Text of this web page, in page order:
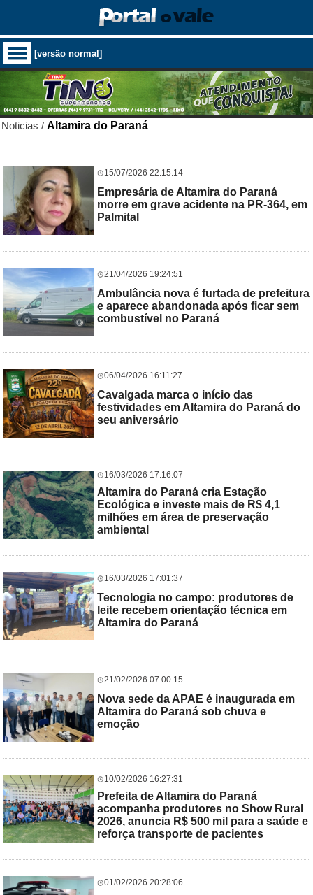
[versão normal]
Noticias / Altamira do Paraná
15/07/2026 22:15:14
Empresária de Altamira do Paraná
morre em grave acidente na PR-364, em
Palmital
21/04/2026 19:24:51
Ambulância nova é furtada de prefeitura
e aparece abandonada após ficar sem
combustível no Paraná
06/04/2026 16:11:27
Cavalgada marca o início das
festividades em Altamira do Paraná do
seu aniversário
16/03/2026 17:16:07
Altamira do Paraná cria Estação
Ecológica e investe mais de R$ 4,1
milhões em área de preservação
ambiental
16/03/2026 17:01:37
Tecnologia no campo: produtores de
leite recebem orientação técnica em
Altamira do Paraná
21/02/2026 07:00:15
Nova sede da APAE é inaugurada em
Altamira do Paraná sob chuva e
emoção
10/02/2026 16:27:31
Prefeita de Altamira do Paraná
acompanha produtores no Show Rural
2026, anuncia R$ 500 mil para a saúde e
reforça transporte de pacientes
01/02/2026 20:28:06